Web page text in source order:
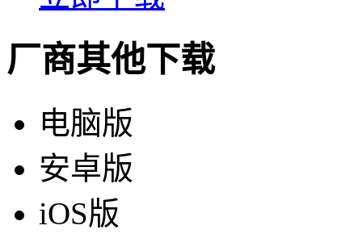
厂商其他下载
电脑版
安卓版
iOS版